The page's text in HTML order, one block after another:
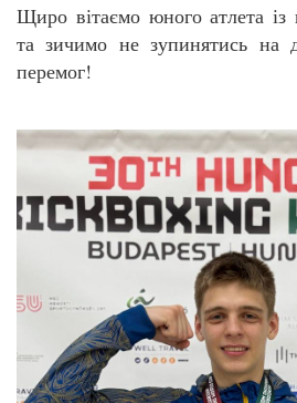
Щиро вітаємо юного атлета із
та зичимо не зупинятись на
перемог!